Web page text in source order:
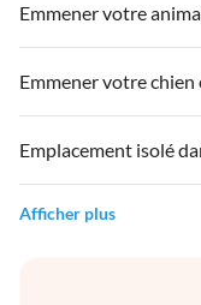
Emplacement isolé
Afficher plus